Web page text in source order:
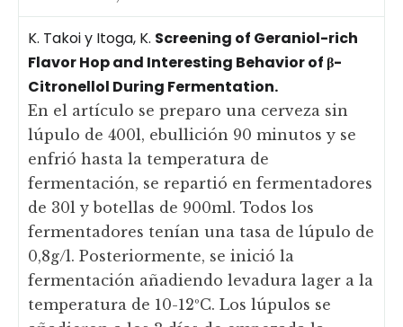
K. Takoi y Itoga, K. Screening of Geraniol-rich
Flavor Hop and Interesting Behavior of β-
Citronellol During Fermentation.
En el artículo se preparo una cerveza sin
lúpulo de 400l, ebullición 90 minutos y se
enfrió hasta la temperatura de
fermentación, se repartió en fermentadores
de 30l y botellas de 900ml. Todos los
fermentadores tenían una tasa de lúpulo de
0,8g/l. Posteriormente, se inició la
fermentación añadiendo levadura lager a la
temperatura de 10-12ºC. Los lúpulos se